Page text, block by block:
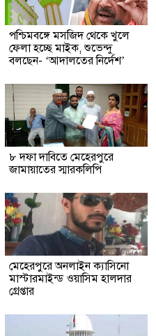
পশ্চিমবঙ্গে মসজিদ থেকে খুলে
ফেলা হচ্ছে মাইক, শুভেন্দু
বলছেন- ‘আদালতের নির্দেশ’
৮ দফা দাবিতে মেহেরপুরে
জামায়াতের স্মারকলিপি
মেহেরপুরে অনলাইন ক্যাসিনো
মাস্টারমাইন্ড ওয়াসিম হালদার
গ্রেপ্তার